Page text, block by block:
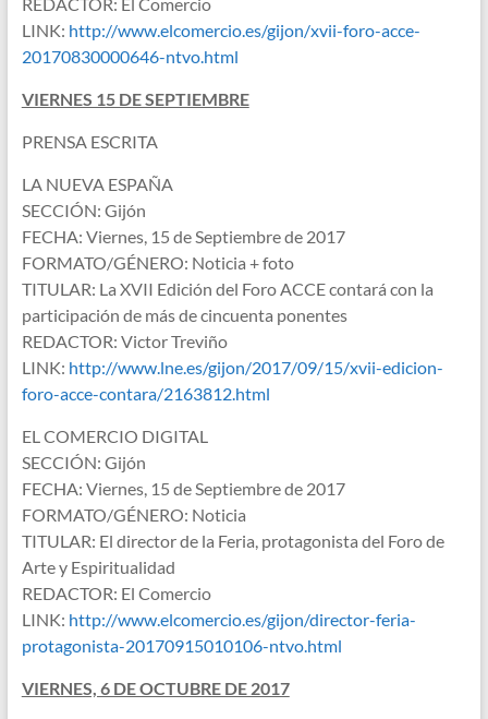
LINK: http://www.elcomercio.es/gijon/xvii-foro-acce-
20170830000646-ntvo.html
VIERNES 15 DE SEPTIEMBRE
PRENSA ESCRITA
LA NUEVA ESPAÑA
SECCIÓN: Gijón
FECHA: Viernes, 15 de Septiembre de 2017
FORMATO/GÉNERO: Noticia + foto
TITULAR: La XVII Edición del Foro ACCE contará con la
participación de más de cincuenta ponentes
REDACTOR: Victor Treviño
LINK: http://www.lne.es/gijon/2017/09/15/xvii-edicion-
foro-acce-contara/2163812.html
EL COMERCIO DIGITAL
SECCIÓN: Gijón
FECHA: Viernes, 15 de Septiembre de 2017
FORMATO/GÉNERO: Noticia
TITULAR: El director de la Feria, protagonista del Foro de
Arte y Espiritualidad
REDACTOR: El Comercio
LINK: http://www.elcomercio.es/gijon/director-feria-
protagonista-20170915010106-ntvo.html
VIERNES, 6 DE OCTUBRE DE 2017